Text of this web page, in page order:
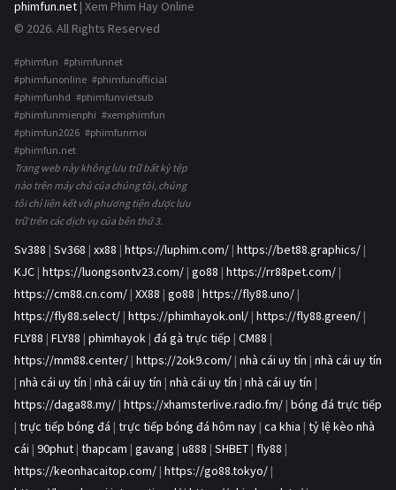
phimfun.net | Xem Phim Hay Online
© 2026. All Rights Reserved
#phimfun #phimfunnet
#phimfunonline #phimfunofficial
#phimfunhd #phimfunvietsub
#phimfunmienphi #xemphimfun
#phimfun2026 #phimfunmoi
#phimfun.net
Trang web này không lưu trữ bất kỳ tệp
nào trên máy chủ của chúng tôi, chúng
tôi chỉ liên kết với phương tiện được lưu
trữ trên các dịch vụ của bên thứ 3.
Sv388 | Sv368 | xx88 | https://luphim.com/ | https://bet88.graphics/ |
KJC | https://luongsontv23.com/ | go88 | https://rr88pet.com/ |
https://cm88.cn.com/ | XX88 | go88 | https://fly88.uno/ |
https://fly88.select/ | https://phimhayok.onl/ | https://fly88.green/ |
FLY88 | FLY88 | phimhayok | đá gà trực tiếp | CM88 |
https://mm88.center/ | https://2ok9.com/ | nhà cái uy tín | nhà cái uy tín
| nhà cái uy tín | nhà cái uy tín | nhà cái uy tín | nhà cái uy tín |
https://daga88.my/ | https://xhamsterlive.radio.fm/ | bóng đá trực tiếp
| trực tiếp bóng đá | trực tiếp bóng đá hôm nay | ca khia | tỷ lệ kèo nhà
cái | 90phut | thapcam | gavang | u888 | SHBET | fly88 |
https://keonhacaitop.com/ | https://go88.tokyo/ |